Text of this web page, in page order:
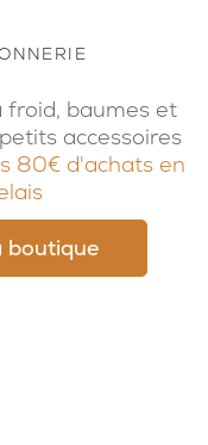
froid, baumes et
accessoires
80€ d'achats en
boutique